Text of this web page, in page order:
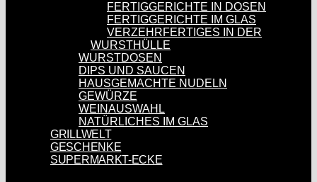
FERTIGGERICHTE IN DOSEN
FERTIGGERICHTE IM GLAS
VERZEHRFERTIGES IN DER
WURSTHÜLLE
WURSTDOSEN
DIPS UND SAUCEN
HAUSGEMACHTE NUDELN
GEWÜRZE
WEINAUSWAHL
NATÜRLICHES IM GLAS
GRILLWELT
GESCHENKE
SUPERMARKT-ECKE